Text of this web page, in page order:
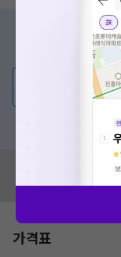
증상/
💬 무엇이든 물
혹은, 의
혹시 잘못된 병
모두닥 팀에 알려
가격표